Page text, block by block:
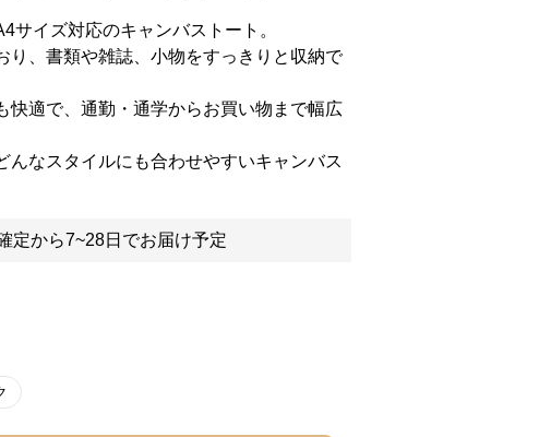
サイズ対応のキャンバストート。
り、書類や雑誌、小物をすっきりと収納で
快適で、通勤・通学からお買い物まで幅広
んなスタイルにも合わせやすいキャンバス
定から7~28日でお届け予定